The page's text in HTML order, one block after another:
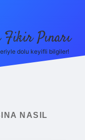
Fikir Pınarı
dolu keyifli bilgiler!
NASIL